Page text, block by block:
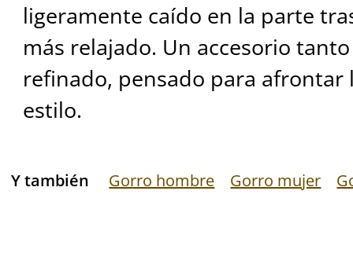
ligeramente caído en la parte
más relajado. Un accesorio
refinado, pensado para afrontar
estilo.
Y también Gorro hombre Gorro mujer